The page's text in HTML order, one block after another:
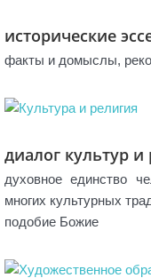
исторические
факты и домыслы,
диалог культур и
духовное единство
многих культурных
подобие Божие